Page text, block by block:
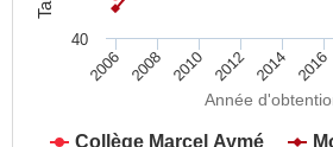
Année
Collège Marcel Aymé
2006 2008 2010 2012 2014 2016
40